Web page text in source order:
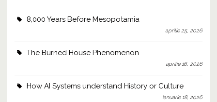
8,000 Years Before Mesopotamia
aprilie 25, 2026
The Burned House Phenomenon
aprilie 16, 2026
How AI Systems understand History or Culture
ianuarie 18, 2026